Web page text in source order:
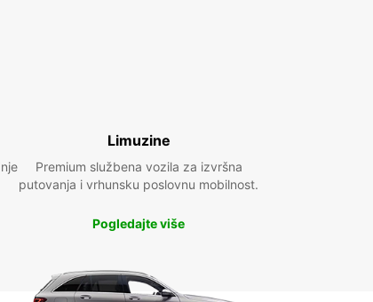
Limuzine
Premium službena vozila za izvršna
putovanja i vrhunsku poslovnu mobilnost.
Pogledajte više